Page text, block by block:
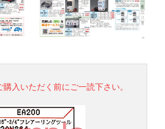
入いただく前にご一読下さい。